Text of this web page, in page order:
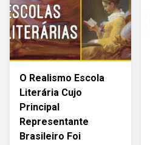
O Realismo Escola
Literária Cujo
Principal
Representante
Brasileiro Foi